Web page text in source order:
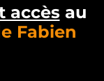
accèsau
Fabien